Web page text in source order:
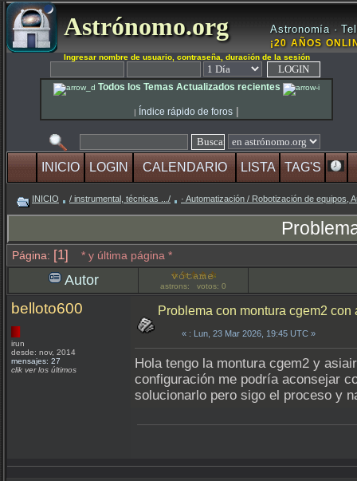
Astrónomo.org Astronomía ·
¡20 AÑOS
Ingresar nombre de usuario, contraseña, duración de la sesión
Todos los Temas Actualizados recientes
| Índice rápido de foros |
INICIO LOGIN CALENDARIO LISTA TAG'S
INICIO / instrumental, técnicas .../ · Automatización / Robotización de equipos,
Página: [1] * y última página *
Autor astrons: votos: 0
belloto600
irun
desde: nov, 2014
mensajes: 27
clik ver los últimos
Problema con montura cgem2 con
« : Lun, 23 Mar 2026, 19:45 UTC »
Hola tengo la montura cgem2 y
configuración me podría aconsejar
solucionarlo pero sigo el proceso y